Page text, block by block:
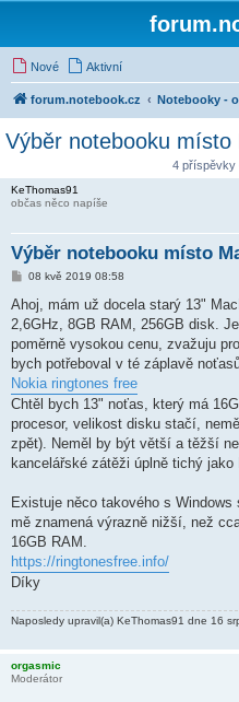
Nové Aktivní
forum.notebook.cz Notebooky -
Výběr notebooku místo
4 příspěvky
KeThomas91
občas něco napíše
Výběr notebooku místo
P
í
p
ě
e
k
08 kvě 2019 08:58
Ahoj, mám už docela starý 13"
2,6GHz, 8GB RAM, 256GB disk.
poměrně vysokou cenu, zvažuju
bych potřeboval v té záplavě
Nokia ringtones free
Chtěl bych 13" noťas, který má
procesor, velikost disku stačí,
zpět). Neměl by být větší a těžší
kancelářské zátěži úplně tichý
Existuje něco takového s
mě znamená výrazně nižší, než
16GB RAM.
https://ringtonesfree.info/
Díky
Naposledy upravil(a) KeThomas91 dne 16
orgasmic
Moderátor